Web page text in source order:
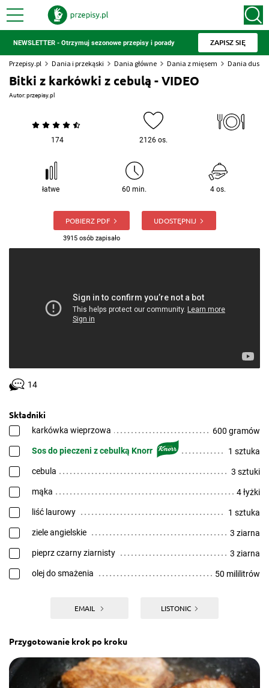
NEWSLETTER - Otrzymuj sezonowe przepisy i porady ZAPISZ SIĘ
Przepisy.pl Dania i przekąski Dania główne Dania z mięsem Dania
Bitki z karkówki z cebulą - VIDEO
Autor:przepisy.pl
174 2126 os.
łatwe 60 min. 4 os.
POBIERZ PDF
3915 osób zapisało
UDOSTĘPNIJ
14
Składniki
karkówka wieprzowa 600 gramów
Sos do pieczeni z cebulką Knorr 1 sztuka
cebula 3 sztuki
mąka 4 łyżki
liść laurowy 1 sztuka
ziele angielskie 3 ziarna
pieprz czarny ziarnisty 3 ziarna
olej do smażenia 50 mililitrów
EMAIL LISTONIC
Przygotowanie krok po kroku